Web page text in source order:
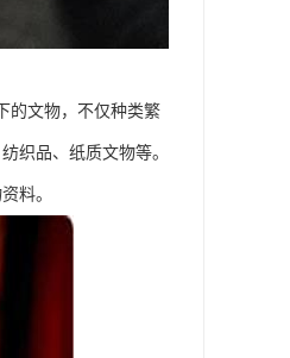
的文物，不仅种类繁
织品、纸质文物等。
料。